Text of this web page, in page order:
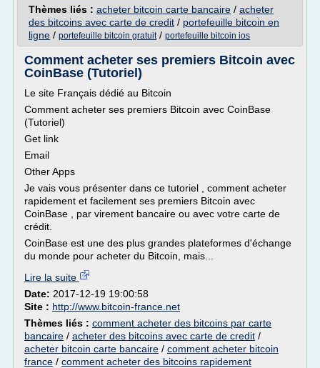
Thèmes liés : acheter bitcoin carte bancaire / acheter
des bitcoins avec carte de credit / portefeuille bitcoin en
ligne / portefeuille bitcoin gratuit/ portefeuille bitcoin ios
Comment acheter ses premiers Bitcoin avec
CoinBase (Tutoriel)
Le site Français dédié au Bitcoin
Comment acheter ses premiers Bitcoin avec CoinBase
(Tutoriel)
Get link
Email
Other Apps
Je vais vous présenter dans ce tutoriel , comment acheter
rapidement et facilement ses premiers Bitcoin avec
CoinBase , par virement bancaire ou avec votre carte de
crédit.
CoinBase est une des plus grandes plateformes d'échange
du monde pour acheter du Bitcoin, mais...
Lire la suite
Date: 2017-12-19 19:00:58
Site : http://www.bitcoin-france.net
Thèmes liés : comment acheter des bitcoins par carte
bancaire / acheter des bitcoins avec carte de credit /
acheter bitcoin carte bancaire / comment acheter bitcoin
france / comment acheter des bitcoins rapidement